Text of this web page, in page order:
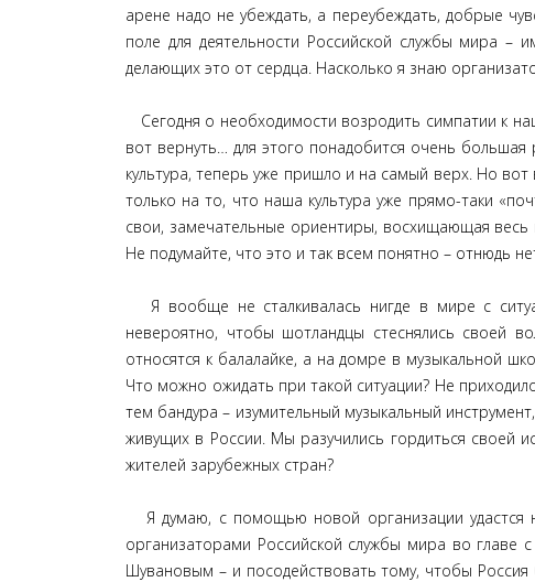
арене надо не убеждать, а переубеждать, добрые
поле для деятельности Российской службы мира
делающих это от сердца. Насколько я знаю
Сегодня о необходимости возродить симпатии к
вот вернуть… для этого понадобится очень
культура, теперь уже пришло и на самый верх. Но
только на то, что наша культура уже прямо-таки
свои, замечательные ориентиры, восхищающая
Не подумайте, что это и так всем понятно – отнюдь
Я вообще не сталкивалась нигде в мире с
невероятно, чтобы шотландцы стеснялись своей
относятся к балалайке, а на домре в музыкальной
Что можно ожидать при такой ситуации? Не
тем бандура – изумительный музыкальный
живущих в России. Мы разучились гордиться своей
жителей зарубежных стран?
Я думаю, с помощью новой организации удастся
организаторами Российской службы мира во главе
Шувановым – и посодействовать тому, чтобы